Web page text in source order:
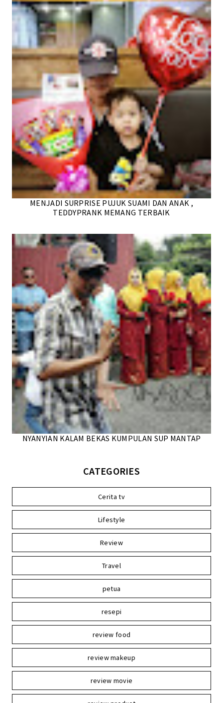
MENJADI SURPRISE PUJUK SUAMI DAN ANAK ,
TEDDYPRANK MEMANG TERBAIK
NYANYIAN KALAM BEKAS KUMPULAN SUP MANTAP
CATEGORIES
Cerita tv
Lifestyle
Review
Travel
petua
resepi
review food
review makeup
review movie